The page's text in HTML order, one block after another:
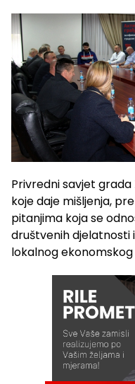
Privredni savjet
koje daje mišljenja,
pitanjima koja se
društvenih djelatnosti
lokalnog ekonomskog